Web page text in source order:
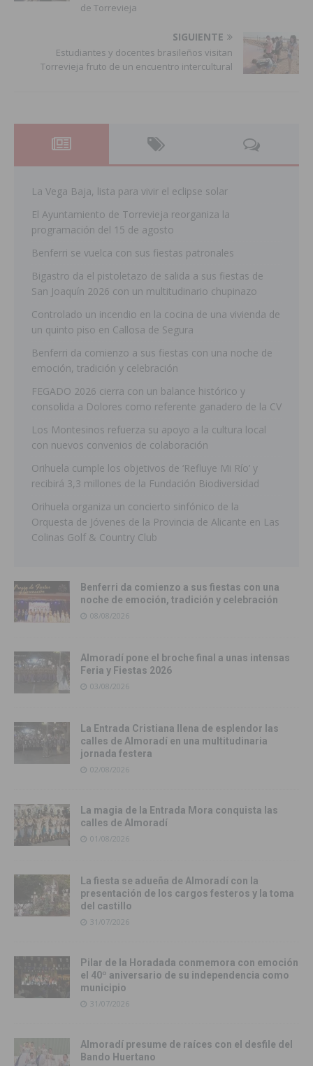
de Torrevieja
SIGUIENTE
Estudiantes y docentes brasileños visitan
Torrevieja fruto de un encuentro intercultural
La Vega Baja, lista para vivir el eclipse solar
El Ayuntamiento de Torrevieja reorganiza la
programación del 15 de agosto
Benferri se vuelca con sus fiestas patronales
Bigastro da el pistoletazo de salida a sus fiestas de
San Joaquín 2026 con un multitudinario chupinazo
Controlado un incendio en la cocina de una vivienda de
un quinto piso en Callosa de Segura
Benferri da comienzo a sus fiestas con una noche de
emoción, tradición y celebración
FEGADO 2026 cierra con un balance histórico y
consolida a Dolores como referente ganadero de la CV
Los Montesinos refuerza su apoyo a la cultura local
con nuevos convenios de colaboración
Orihuela cumple los objetivos de ‘Refluye Mi Río’ y
recibirá 3,3 millones de la Fundación Biodiversidad
Orihuela organiza un concierto sinfónico de la
Orquesta de Jóvenes de la Provincia de Alicante en Las
Colinas Golf & Country Club
Benferri da comienzo a sus fiestas con una
noche de emoción, tradición y celebración
08/08/2026
Almoradí pone el broche final a unas intensas
Feria y Fiestas 2026
03/08/2026
La Entrada Cristiana llena de esplendor las
calles de Almoradí en una multitudinaria
jornada festera
02/08/2026
La magia de la Entrada Mora conquista las
calles de Almoradí
01/08/2026
La fiesta se adueña de Almoradí con la
presentación de los cargos festeros y la toma
del castillo
31/07/2026
Pilar de la Horadada conmemora con emoción
el 40º aniversario de su independencia como
municipio
31/07/2026
Almoradí presume de raíces con el desfile del
Bando Huertano